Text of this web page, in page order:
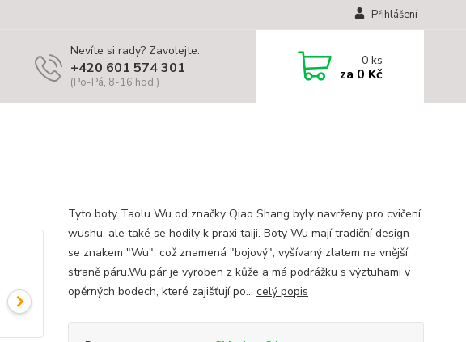
Přihlášení
Nevíte si rady? Zavolejte.
+420 601 574 301
(Po-Pá, 8-16 hod.)
0ks
za 0 Kč
Tyto boty Taolu Wu od značky Qiao Shang byly navrženy pro cvičení
wushu, ale také se hodily k praxi taiji. Boty Wu mají tradiční design
se znakem "Wu", což znamená "bojový", vyšívaný zlatem na vnější
straně páru.Wu pár je vyroben z kůže a má podrážku s výztuhami v
opěrných bodech, které zajišťují po... celý popis